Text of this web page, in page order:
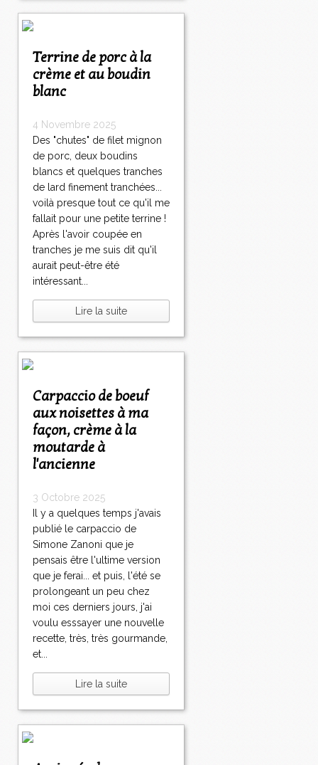
Terrine de porc à la
crème et au boudin
blanc
4 Novembre 2025
Des "chutes" de filet mignon
de porc, deux boudins
blancs et quelques tranches
de lard finement tranchées...
voilà presque tout ce qu'il me
fallait pour une petite terrine !
Après l'avoir coupée en
tranches je me suis dit qu'il
aurait peut-être été
intéressant...
Lire la suite
Carpaccio de boeuf
aux noisettes à ma
façon, crème à la
moutarde à
l'ancienne
3 Octobre 2025
Il y a quelques temps j'avais
publié le carpaccio de
Simone Zanoni que je
pensais être l'ultime version
que je ferai... et puis, l'été se
prolongeant un peu chez
moi ces derniers jours, j'ai
voulu esssayer une nouvelle
recette, très, très gourmande,
et...
Lire la suite